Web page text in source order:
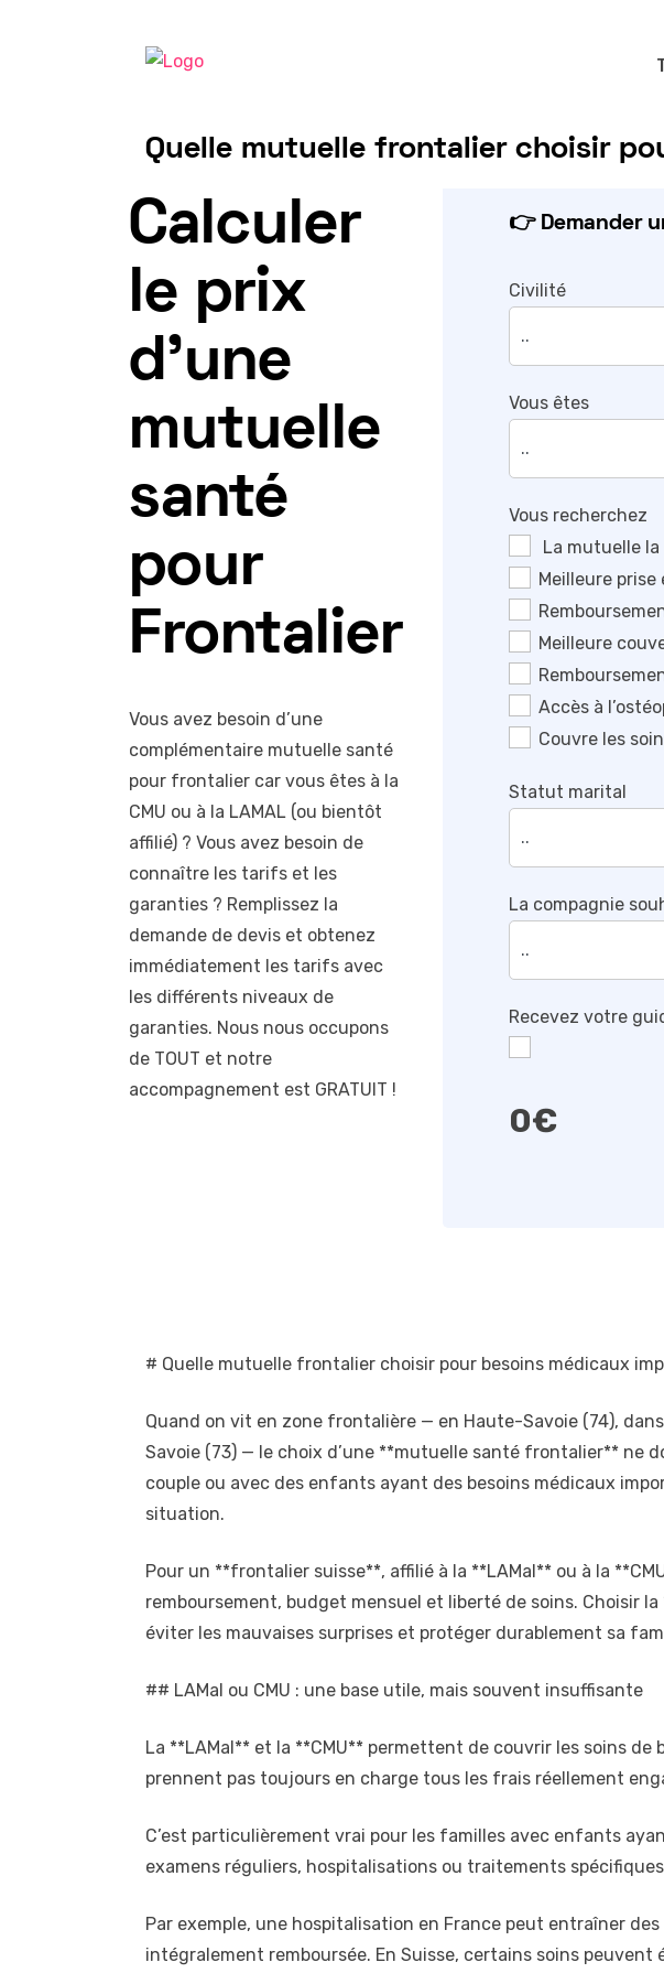
Quelle mutuelle frontalier choisir
Tarif mutuelle Frontalier 2025
Calculer
le prix
d'une
mutuelle
santé
pour
Frontalier
Vous avez besoin d’une
complémentaire mutuelle santé
pour frontalier car vous êtes à la
CMU ou à la LAMAL (ou bientôt
affilié) ? Vous avez besoin de
connaître les tarifs et les
garanties ? Remplissez la
demande de devis et obtenez
immédiatement les tarifs avec
les différents niveaux de
garanties. Nous nous occupons
de TOUT et notre
accompagnement est GRATUIT !
👉 Demander
Civilité
Vous êtes
Vous recherchez
La mutuelle
Meilleure prise
Meilleure
Accès à
Couvre les
Statut marital
La compagnie
Recevez votre
0€
# Quelle mutuelle frontalier choisir pour besoins médicaux
Quand on vit en zone frontalière — en Haute-Savoie (74),
Savoie (73) — le choix d’une **mutuelle santé frontalier** ne
couple ou avec des enfants ayant des besoins médicaux
situation.
Pour un **frontalier suisse**, affilié à la **LAMal** ou à la
remboursement, budget mensuel et liberté de soins. Choisir
éviter les mauvaises surprises et protéger durablement sa
## LAMal ou CMU : une base utile, mais souvent insuffisante
La **LAMal** et la **CMU** permettent de couvrir les soins
prennent pas toujours en charge tous les frais réellement
C’est particulièrement vrai pour les familles avec enfants
examens réguliers, hospitalisations ou traitements
Par exemple, une hospitalisation en France peut entraîner
intégralement remboursée. En Suisse, certains soins